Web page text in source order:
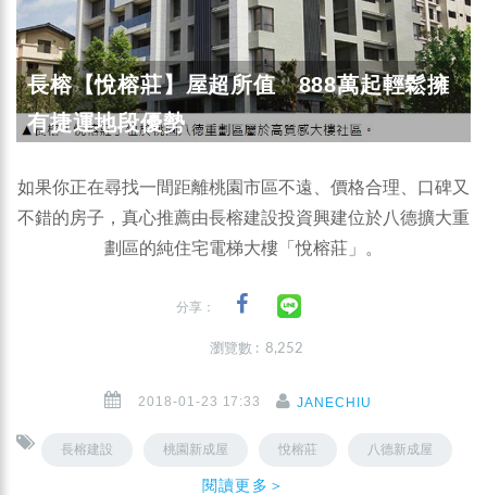
長榕【悅榕莊】屋超所值 888萬起輕鬆擁
有捷運地段優勢
如果你正在尋找一間距離桃園市區不遠、價格合理、口碑又
不錯的房子，真心推薦由長榕建設投資興建位於八德擴大重
劃區的純住宅電梯大樓「悅榕莊」。
分享：
瀏覽數 : 8,252
2018-01-23 17:33 JANECHIU
長榕建設 桃園新成屋 悅榕莊 八德新成屋
閱讀更多＞